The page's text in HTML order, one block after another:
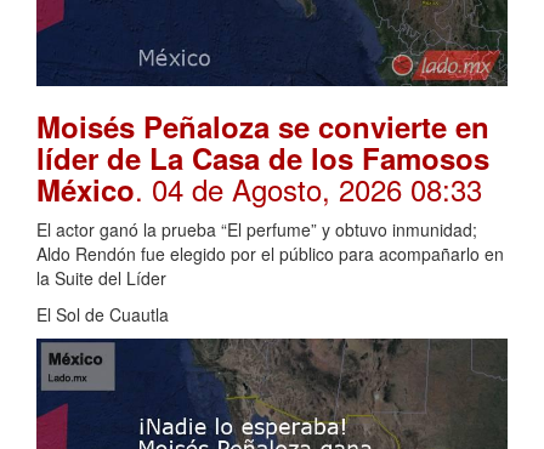
Moisés Peñaloza se convierte en
líder de La Casa de los Famosos
México. 04 de Agosto, 2026 08:33
El actor ganó la prueba “El perfume” y obtuvo inmunidad;
Aldo Rendón fue elegido por el público para acompañarlo en
la Suite del Líder
El Sol de Cuautla